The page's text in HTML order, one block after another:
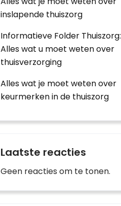
inslapende thuiszorg
Informatieve Folder Thuiszorg:
Alles wat u moet weten over
thuisverzorging
Alles wat je moet weten over
keurmerken in de thuiszorg
Laatste reacties
Geen reacties om te tonen.